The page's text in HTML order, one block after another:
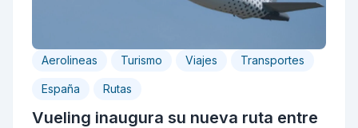
Aerolineas Turismo Viajes Transportes
España Rutas
Vueling inaugura su nueva ruta entre